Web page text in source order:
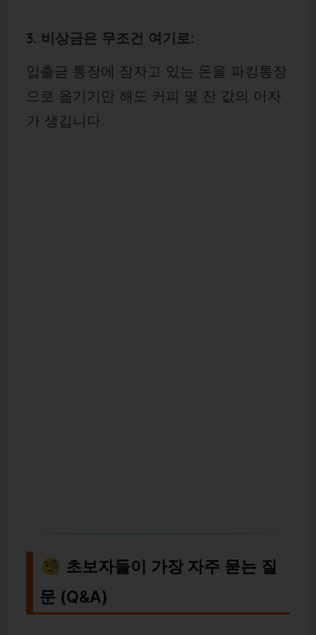
3. 비상금은 무조건 여기로:
입출금 통장에 잠자고 있는 돈을 파킹통장
으로 옮기기만 해도 커피 몇 잔 값의 이자
가 생깁니다.
🧐 초보자들이 가장 자주 묻는 질
문 (Q&A)